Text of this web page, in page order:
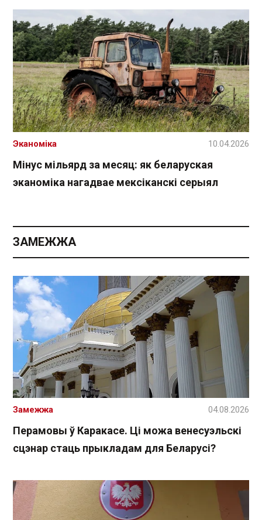
Мінус мільярд за месяц: як беларуская
эканоміка нагадвае мексіканскі серыял
Эканоміка 10.04.2026
ЗАМЕЖЖА
Перамовы ў Каракасе. Ці можа венесуэльскі
сцэнар стаць прыкладам для Беларусі?
Замежжа 04.08.2026